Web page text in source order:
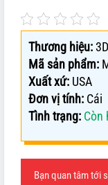
Thương hiệu:
Mã sản phẩm:
Xuất xứ: USA
Đơn vị tính: Cái
Tình trạng: Còn
Bạn quan tâm tới